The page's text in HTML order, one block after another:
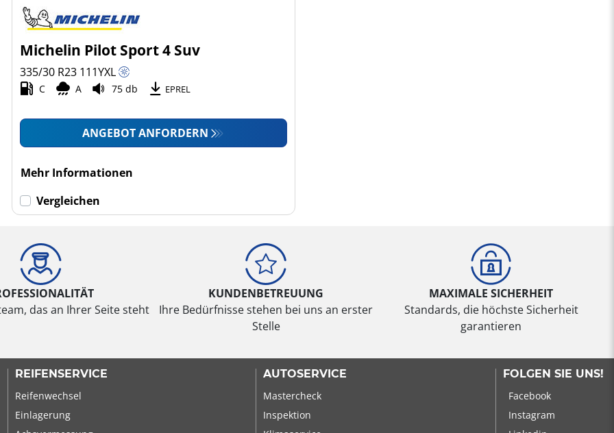
Michelin Pilot Sport 4 Suv
335/30 R23 111YXL
C A 75 db EPREL
ANGEBOT ANFORDERN
Mehr Informationen
Vergleichen
das an Ihrer Seite steht
KUNDENBETREUUNG
Ihre Bedürfnisse stehen bei uns an erster
Stelle
MAXIMALE SICHERHEIT
Standards, die höchste Sicherheit
garantieren
REIFENSERVICE
Reifenwechsel
Einlagerung
AUTOSERVICE
Mastercheck
Inspektion
FOLGEN SIE UNS!
Facebook
Instagram